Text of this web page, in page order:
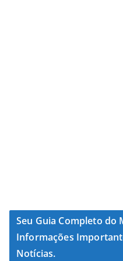
Seu Guia Completo do
Informações
Notícias.